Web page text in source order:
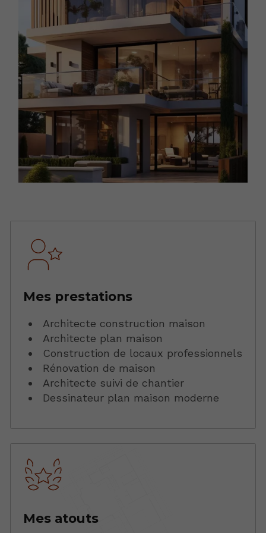
Mes prestations
Architecte construction maison
Architecte plan maison
Construction de locaux professionnels
Rénovation de maison
Architecte suivi de chantier
Dessinateur plan maison moderne
Mes atouts